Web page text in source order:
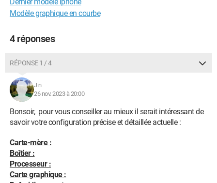
Modèle graphique en courbe
4 réponses
RÉPONSE 1 / 4
Jin
26 nov. 2023 à 20:00
Bonsoir, pour vous conseiller au mieux il serait intéressant de
savoir votre configuration précise et détaillée actuelle :
Carte-mère :
Boîtier :
Processeur :
Carte graphique :